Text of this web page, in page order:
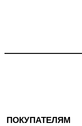
ПОКУПАТЕЛЯМ